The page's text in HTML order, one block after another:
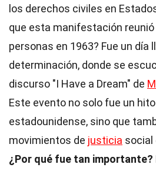
los derechos civiles en
que esta manifestación reunió
personas en 1963? Fue un día
determinación, donde se
discurso "I Have a Dream" de
Este evento no solo fue un
estadounidense, sino que
movimientos de justicia social
¿Por qué fue tan importante?